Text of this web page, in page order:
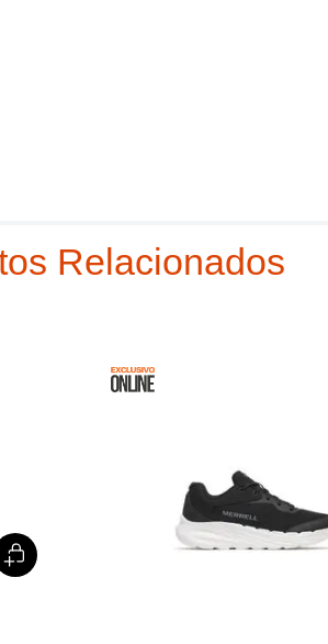
Relacionados